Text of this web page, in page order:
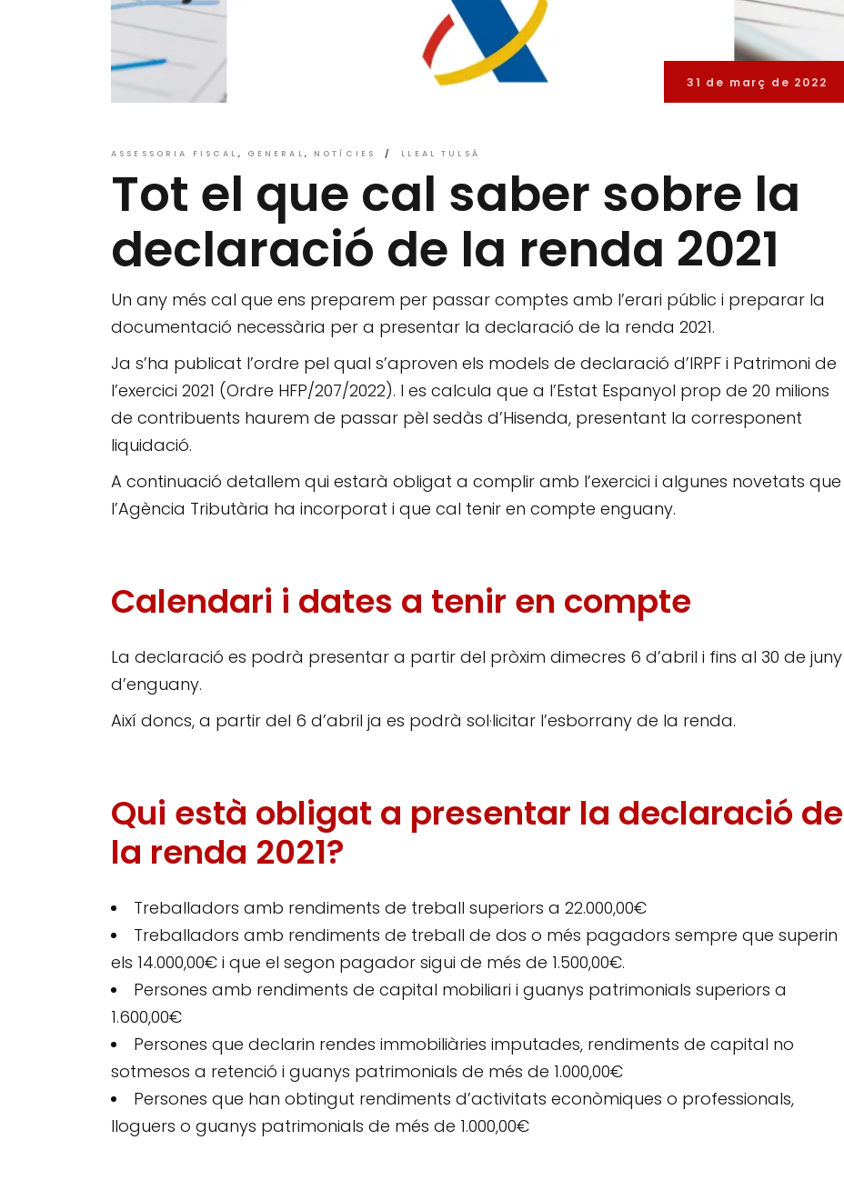
31 de març de 2022
ASSESSORIA FISCAL GENERAL NOTÍCIES LLEAL TULSÀ
Tot el que cal saber sobre la
declaració de la renda 2021
Un any més cal que ens preparem per passar comptes amb l’erari públic i preparar la
documentació necessària per a presentar la declaració de la renda 2021.
Ja s’ha publicat l’ordre pel qual s’aproven els models de declaració d’IRPF i Patrimoni de
l’exercici 2021 (Ordre HFP/207/2022). I es calcula que a l’Estat Espanyol prop de 20 milions
de contribuents haurem de passar pèl sedàs d’Hisenda, presentant la corresponent
liquidació.
A continuació detallem qui estarà obligat a complir amb l’exercici i algunes novetats que
l’Agència Tributària ha incorporat i que cal tenir en compte enguany.
Calendari i dates a tenir en compte
La declaració es podrà presentar a partir del pròxim dimecres 6 d’abril i fins al 30 de juny
d’enguany.
Així doncs, a partir del 6 d’abril ja es podrà sol·licitar l’esborrany de la renda.
Qui està obligat a presentar la declaració de
la renda 2021?
Treballadors amb rendiments de treball superiors a 22.000,00€
Treballadors amb rendiments de treball de dos o més pagadors sempre que superin
els 14.000,00€ i que el segon pagador sigui de més de 1.500,00€.
Persones amb rendiments de capital mobiliari i guanys patrimonials superiors a
1.600,00€
Persones que declarin rendes immobiliàries imputades, rendiments de capital no
sotmesos a retenció i guanys patrimonials de més de 1.000,00€
Persones que han obtingut rendiments d’activitats econòmiques o professionals,
lloguers o guanys patrimonials de més de 1.000,00€